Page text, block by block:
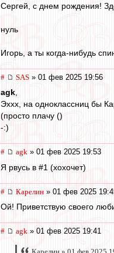
Сергей, с днем рождения!
нуль
Игорь, а ты когда-нибудь
# SAS » 01 фев 2025 19:56
agk
Эххх, на одноклассниц бы
(просто плачу ()
-:)
# agk » 01 фев 2025 19:53
Я рвусь в #1 (хохочет)
# Карелин » 01 фев 2025
Ой! Приветствую своего
# agk » 01 фев 2025 19:41